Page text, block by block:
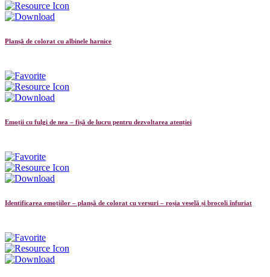
Planșă de colorat cu albinele harnice
Emoții cu fulgi de nea – fișă de lucru pentru dezvoltarea atenției
Identificarea emoțiilor – planșă de colorat cu versuri – roșia veselă și brocoli înfuriat